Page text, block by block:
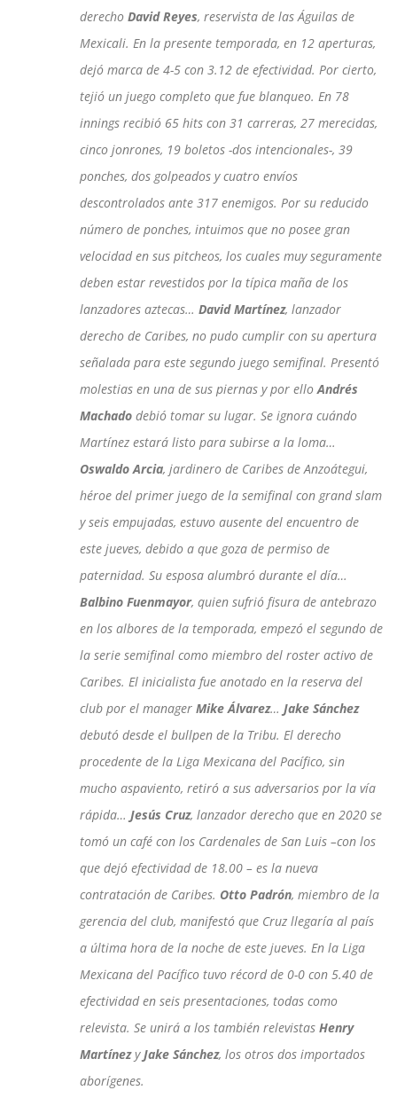
derecho David Reyes, reservista de las Águilas de
Mexicali. En la presente temporada, en 12 aperturas,
dejó marca de 4-5 con 3.12 de efectividad. Por cierto,
tejió un juego completo que fue blanqueo. En 78
innings recibió 65 hits con 31 carreras, 27 merecidas,
cinco jonrones, 19 boletos -dos intencionales-, 39
ponches, dos golpeados y cuatro envíos
descontrolados ante 317 enemigos. Por su reducido
número de ponches, intuimos que no posee gran
velocidad en sus pitcheos, los cuales muy seguramente
deben estar revestidos por la típica maña de los
lanzadores aztecas… David Martínez, lanzador
derecho de Caribes, no pudo cumplir con su apertura
señalada para este segundo juego semifinal. Presentó
molestias en una de sus piernas y por ello Andrés
Machado debió tomar su lugar. Se ignora cuándo
Martínez estará listo para subirse a la loma…
Oswaldo Arcia, jardinero de Caribes de Anzoátegui,
héroe del primer juego de la semifinal con grand slam
y seis empujadas, estuvo ausente del encuentro de
este jueves, debido a que goza de permiso de
paternidad. Su esposa alumbró durante el día…
Balbino Fuenmayor, quien sufrió fisura de antebrazo
en los albores de la temporada, empezó el segundo de
la serie semifinal como miembro del roster activo de
Caribes. El inicialista fue anotado en la reserva del
club por el manager Mike Álvarez… Jake Sánchez
debutó desde el bullpen de la Tribu. El derecho
procedente de la Liga Mexicana del Pacífico, sin
mucho aspaviento, retiró a sus adversarios por la vía
rápida… Jesús Cruz, lanzador derecho que en 2020 se
tomó un café con los Cardenales de San Luis –con los
que dejó efectividad de 18.00 – es la nueva
contratación de Caribes. Otto Padrón, miembro de la
gerencia del club, manifestó que Cruz llegaría al país
a última hora de la noche de este jueves. En la Liga
Mexicana del Pacífico tuvo récord de 0-0 con 5.40 de
efectividad en seis presentaciones, todas como
relevista. Se unirá a los también relevistas Henry
Martínezy Jake Sánchez, los otros dos importados
aborígenes.